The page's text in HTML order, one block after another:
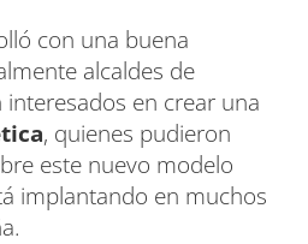
con una buena
alcaldes de
en crear una
, quienes pudieron
este nuevo modelo
implantando en muchos